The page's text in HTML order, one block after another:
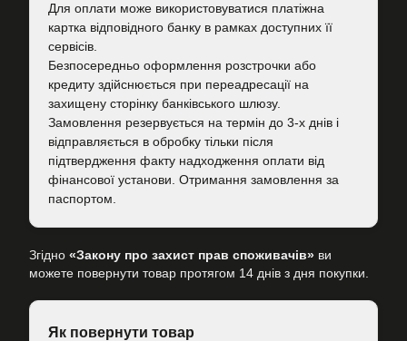
Для оплати може використовуватися платіжна
картка відповідного банку в рамках доступних її
сервісів.
Безпосередньо оформлення розстрочки або
кредиту здійснюється при переадресації на
захищену сторінку банківського шлюзу.
Замовлення резервується на термін до 3-х днів і
відправляється в обробку тільки після
підтвердження факту надходження оплати від
фінансової установи. Отримання замовлення за
паспортом.
Згідно «Закону про захист прав споживачів» ви
можете повернути товар протягом 14 днів з дня покупки.
Як повернути товар